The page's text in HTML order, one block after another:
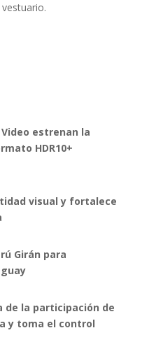
estrenan la
HDR10+
visual y fortalece
Girán para
de la participación de
y toma el control